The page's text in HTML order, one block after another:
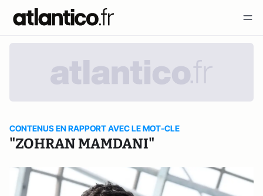
CONTENUS EN RAPPORT AVEC LE MOT-CLE
"ZOHRAN MAMDANI"